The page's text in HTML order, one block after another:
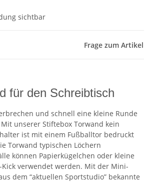
sichtbar
Frage zum Artikel
für den Schreibtisch
und schnell eine kleine Runde
unserer Stiftebox Torwand kein
ist mit einem Fußballtor bedruckt
Torwand typischen Löchern
können Papierkügelchen oder kleine
Kick verwendet werden. Mit der Mini-
dem “aktuellen Sportstudio” bekannte